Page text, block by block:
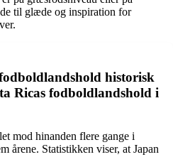
til glæde og inspiration for
historisk
Ricas fodboldlandshold i
mod hinanden flere gange i
årene. Statistikken viser, at Japan